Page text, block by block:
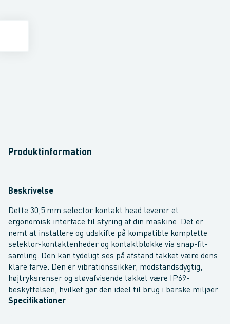
Produktinformation
Beskrivelse
Dette 30,5 mm selector kontakt head leverer et
ergonomisk interface til styring af din maskine. Det er
nemt at installere og udskifte på kompatible komplette
selektor-kontaktenheder og kontaktblokke via snap-fit-
samling. Den kan tydeligt ses på afstand takket være dens
klare farve. Den er vibrationssikker, modstandsdygtig,
højtryksrenser og støvafvisende takket være IP69-
beskyttelsen, hvilket gør den ideel til brug i barske miljøer.
Specifikationer